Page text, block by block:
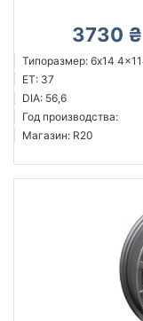
3730 ₴
Типоразмер: 6x14
ET: 37
DIA: 56,6
Год производства:
Магазин: R20